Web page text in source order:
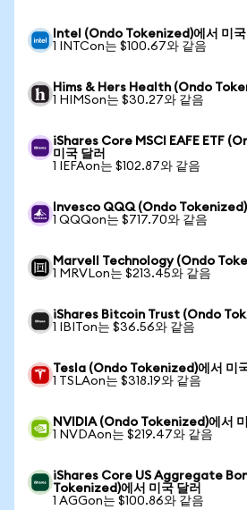
Intel (Ondo Tokenized)에서 미국
1 INTCon는 $100.67와 같음
Hims & Hers Health (Ondo
1 HIMSon는 $30.27와 같음
iShares Core MSCI EAFE ETF
미국 달러
1 IEFAon는 $102.87와 같음
Invesco QQQ (Ondo Tokenized)
1 QQQon는 $717.70와 같음
Marvell Technology (Ondo
1 MRVLon는 $213.45와 같음
iShares Bitcoin Trust (Ondo
1 IBITon는 $36.56와 같음
Tesla (Ondo Tokenized)에서 미
1 TSLAon는 $318.19와 같음
NVIDIA (Ondo Tokenized)에서
1 NVDAon는 $219.47와 같음
iShares Core US Aggregate
Tokenized)에서 미국 달러
1 AGGon는 $100.86와 같음